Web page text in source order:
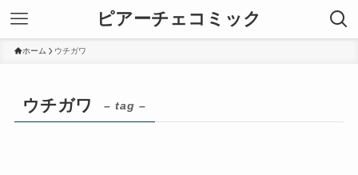
ピアーチェコミック
ホーム ウチガワ
ウチガワ – tag –